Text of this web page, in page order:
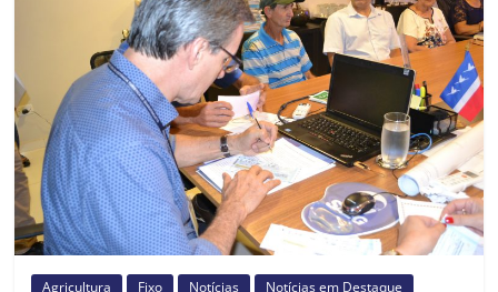
Turística
Guaratinguetá
Agricultura Fixo Notícias Notícias em Destaque